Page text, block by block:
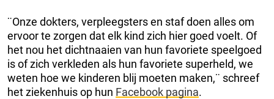
¨Onze dokters, verpleegsters en staf doen alles om
ervoor te zorgen dat elk kind zich hier goed voelt. Of
het nou het dichtnaaien van hun favoriete speelgoed
is of zich verkleden als hun favoriete superheld, we
weten hoe we kinderen blij moeten maken,¨ schreef
het ziekenhuis op hun Facebook pagina.